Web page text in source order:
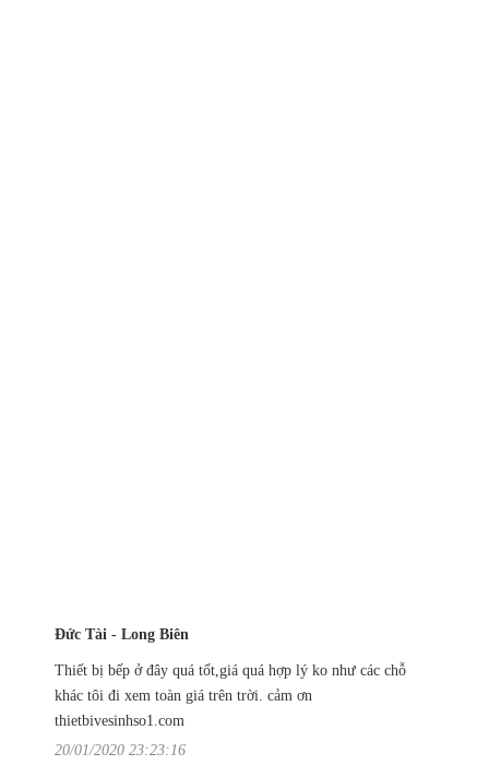
Đức Tài - Long Biên
Thiết bị bếp ở đây quá tốt,giá quá hợp lý ko như các chỗ
khác tôi đi xem toàn giá trên trời. cảm ơn
thietbivesinhso1.com
20/01/2020 23:23:16